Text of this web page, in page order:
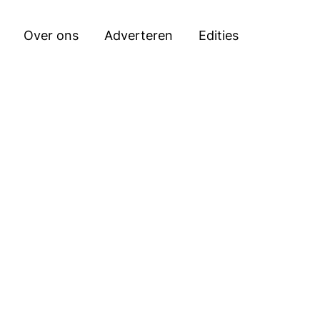
Over ons Adverteren Edities